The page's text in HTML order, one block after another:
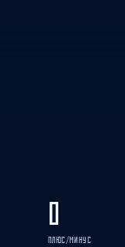
0
ПЛЮС/МИНУС